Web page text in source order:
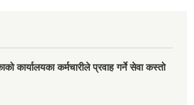
कार्यालयका कर्मचारीले प्रवाह गर्ने सेवा कस्तो